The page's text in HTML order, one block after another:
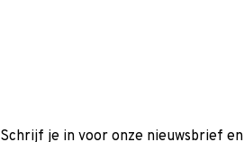
Schrijf je in voor onze nieuwsbrief en